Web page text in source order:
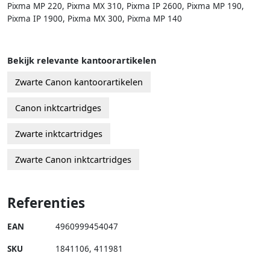
Pixma MP 220, Pixma MX 310, Pixma IP 2600, Pixma MP 190,
Pixma IP 1900, Pixma MX 300, Pixma MP 140
Bekijk relevante kantoorartikelen
Zwarte Canon kantoorartikelen
Canon inktcartridges
Zwarte inktcartridges
Zwarte Canon inktcartridges
Referenties
EAN 4960999454047
SKU 1841106, 411981